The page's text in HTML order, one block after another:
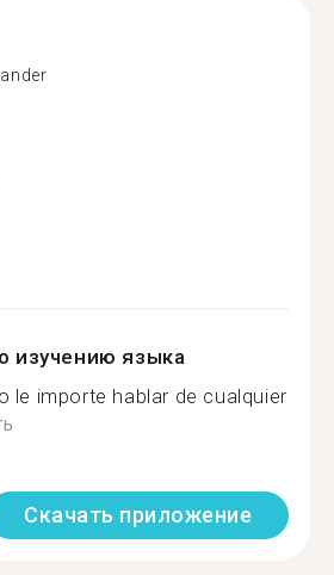
изучению языка
le importe hablar de cualquier
Скачать приложение